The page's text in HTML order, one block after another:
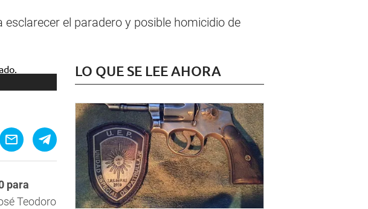
el paradero y posible homicidio de
para
Teodoro
LO QUE SE LEE AHORA